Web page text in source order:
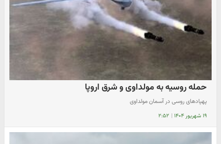
حمله روسیه به مولداوی و شرق اروپا
پهپادهای روسی در آسمان مولداوی
۱۹ شهریور ۱۴۰۴ | ۲:۵۲